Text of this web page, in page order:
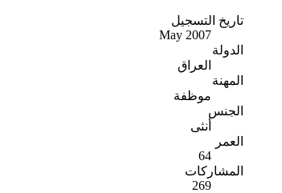
تاريخ التسجيل
May 2007
الدولة
العراق
المهنة
موظفة
الجنس
أنثى
العمر
64
المشاركات
269